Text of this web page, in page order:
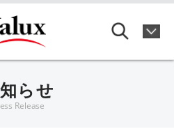
らせ
Release